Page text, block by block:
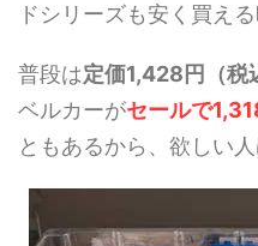
ドシリーズも安く買える
普段は定価1,428円（税
ベルカーがセールで
ともあるから、欲しい